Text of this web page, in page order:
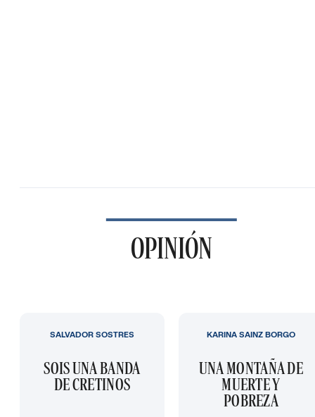
OPINIÓN
SOIS UNA BANDA
DE CRETINOS
SALVADOR SOSTRES
UNA MONTAÑA DE
MUERTE Y
POBREZA
KARINA SAINZ BORGO